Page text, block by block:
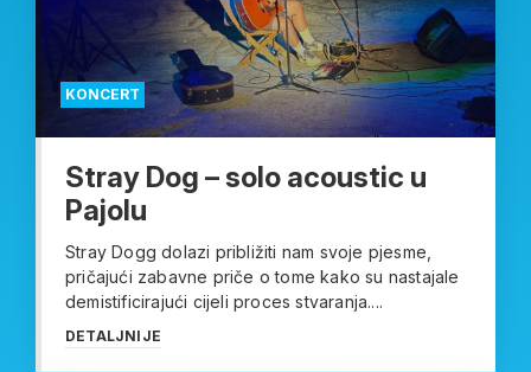
KONCERT
Stray Dog – solo acoustic u
Pajolu
Stray Dogg dolazi približiti nam svoje pjesme,
pričajući zabavne priče o tome kako su nastajale
demistificirajući cijeli proces stvaranja....
DETALJNIJE